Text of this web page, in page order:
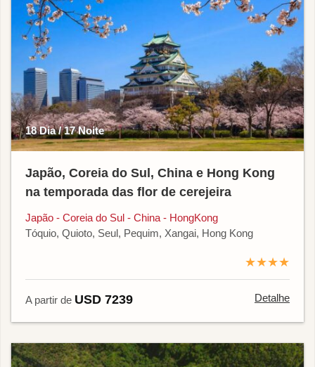
18 Dia / 17 Noite
Japão, Coreia do Sul, China e Hong Kong
na temporada das flor de cerejeira
Japão - Coreia do Sul - China - HongKong
Tóquio, Quioto, Seul, Pequim, Xangai, Hong Kong
★★★★
A partir de USD 7239 Detalhe